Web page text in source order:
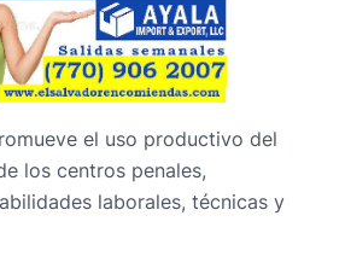
el uso productivo del
los centros penales,
laborales, técnicas y